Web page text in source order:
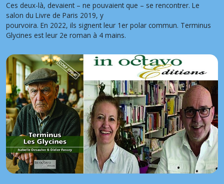
Ces deux-là, devaient – ne pouvaient que – se rencontrer. Le
salon du Livre de Paris 2019, y
pourvoira. En 2022, ils signent leur 1er polar commun. Terminus
Glycines est leur 2e roman à 4 mains.